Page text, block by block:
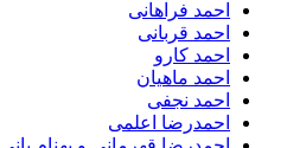
احمد فراهانی
احمد قربانی
احمد کارو
احمد ماهیان
احمد نجفی
احمدرضا اعلمی